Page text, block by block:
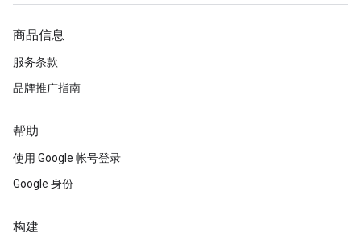
商品信息
服务条款
品牌推广指南
帮助
使用 Google 帐号登录
Google 身份
构建